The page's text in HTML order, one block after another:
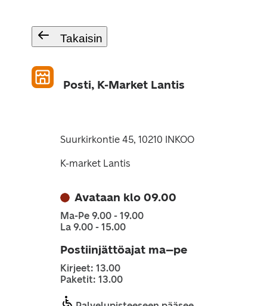
Takaisin
Posti, K-Market Lantis
Suurkirkontie 45, 10210 INKOO
K-market Lantis
Avataan klo 09.00
Ma-Pe 9.00 - 19.00
La 9.00 - 15.00
Postiinjättöajat ma–pe
Kirjeet: 13.00
Paketit: 13.00